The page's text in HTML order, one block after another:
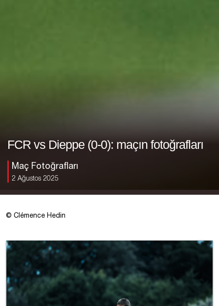
FCR vs Dieppe (0-0): maçın fotoğrafları
Maç Fotoğrafları
2 Ağustos 2025
© Clémence Hedin